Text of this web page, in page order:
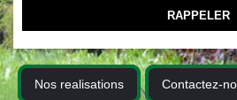
Nos realisations Contactez-